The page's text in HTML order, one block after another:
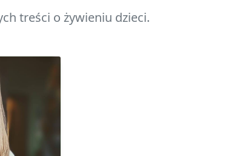
treści o żywieniu dzieci.